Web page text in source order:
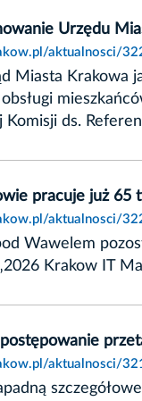
Urzędu
aktualnosci/
Miasta Krakowa
obsługi
Komisji ds.
pracuje już 65
aktualnosci/
Wawelem
Krakow IT
postępowanie
aktualnosci/